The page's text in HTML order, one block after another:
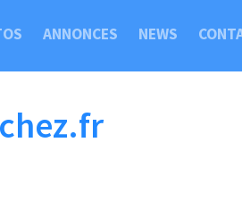
ANNONCES NEWS